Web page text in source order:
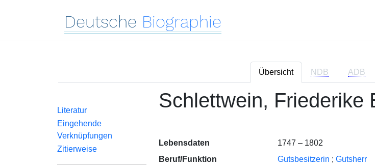
Deutsche Biographie
Übersicht NDB ADB
Literatur
Eingehende
Verknüpfungen
Zitierweise
Schlettwein, Friederike
Lebensdaten
1747 – 1802
Beruf/Funktion
Gutsbesitzerin ; Gutsherr